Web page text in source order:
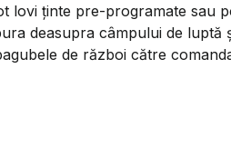
lovi ținte pre-programate sau
deasupra câmpului de luptă
de război către